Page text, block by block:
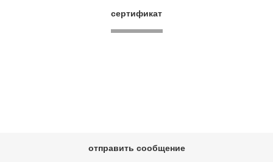
сертификат
отправить сообщение